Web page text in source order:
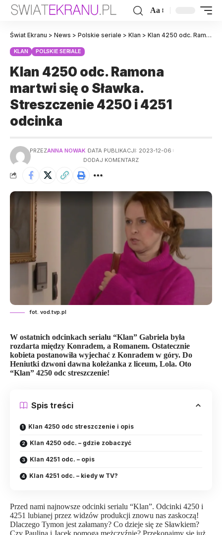
Aa
Świat Ekranu > News > Polskie seriale > Klan > Klan 4250 odc. Ramona martwi się o Sławka. Streszczenie 4250 i 4251 odcinka
KLAN POLSKIE SERIALE
Klan 4250 odc. Ramona
martwi się o Sławka.
Streszczenie 4250 i 4251
odcinka
PRZEZANNA NOWAK DATA PUBLIKACJI: 2023-12-06
DODAJ KOMENTARZ
fot. vod.tvp.pl
W ostatnich odcinkach serialu “Klan” Gabriela była
rozdarta między Konradem, a Romanem. Ostatecznie
kobieta postanowiła wyjechać z Konradem w góry. Do
Heniutki dzwoni dawna koleżanka z liceum, Lola. Oto
“Klan” 4250 odc streszczenie!
Spis treści
Klan 4250 odc streszczenie i opis
Klan 4250 odc. – gdzie zobaczyć
Klan 4251 odc. – opis
Klan 4251 odc. – kiedy w TV?
Przed nami najnowsze odcinki serialu “Klan”. Odcinki 4250 i
4251 lubianej przez widzów produkcji znowu nas zaskoczą!
Dlaczego Tymon jest załamany? Co dzieje się ze Sławkiem?